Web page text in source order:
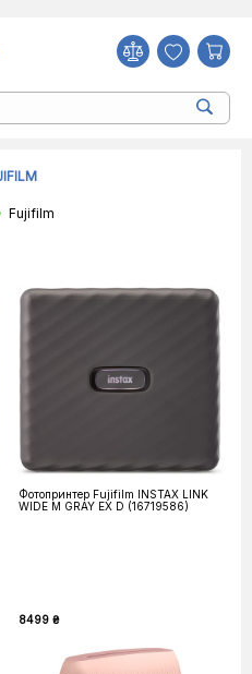
Fujifilm
Фотопринтер Fujifilm INSTAX LINK
WIDE M GRAY EX D (16719586)
8499 ₴